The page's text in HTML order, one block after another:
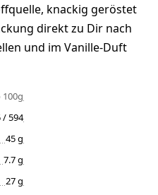
knackig geröstet
direkt zu Dir nach
und im Vanille-Duft
100g
/ 594
45 g
7.7 g
27 g